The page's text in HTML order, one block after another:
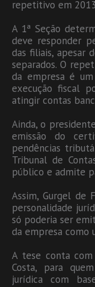
repetitivo em
A 1ª Seção
deve responder
das filiais, apesar
separados. O
da empresa é
execução fiscal
atingir contas
Ainda, o
emissão do
pendências
Tribunal de
público e admite
Assim, Gurgel de
personalidade
só poderia ser
da empresa como
A tese conta
Costa, para
jurídica com